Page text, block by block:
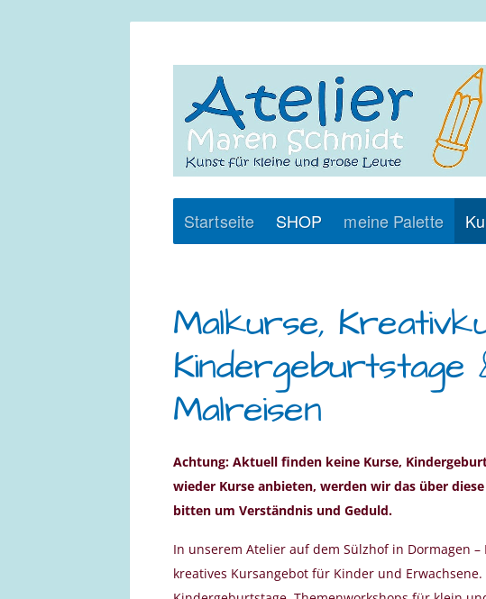
Startseite SHOP meine Palette
Malkurse,
Kindergeburtstage
Malreisen
Achtung: Aktuell finden keine Kurse,
wieder Kurse anbieten, werden wir das über
bitten um Verständnis und Geduld.
In unserem Atelier auf dem Sülzhof in Dormagen
kreatives Kursangebot für Kinder und